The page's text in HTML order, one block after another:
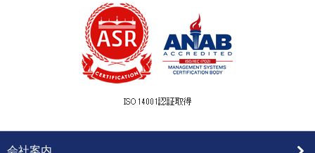
会社案内